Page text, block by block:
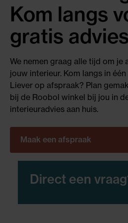
Kom langs
gratis advies
We nemen graag alle tijd om je
jouw interieur. Kom langs in
Liever op afspraak? Plan
bij de Roobol winkel bij jou in
interieuradvies aan huis.
Maak een afspraak
Direct een